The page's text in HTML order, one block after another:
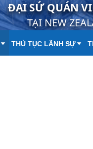
ĐẠI SỨ QUÁN
TẠI NEW
THỦ TỤC LÃNH SỰ